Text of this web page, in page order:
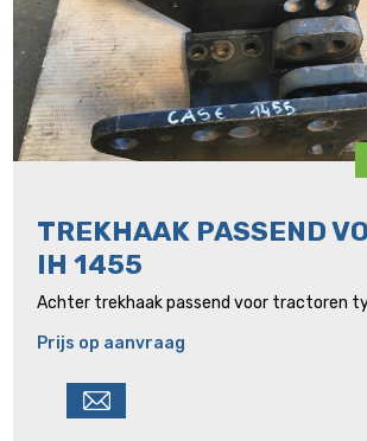
TREKHAAK PASSEND
IH 1455
Achter trekhaak passend voor tractoren
Prijs op aanvraag